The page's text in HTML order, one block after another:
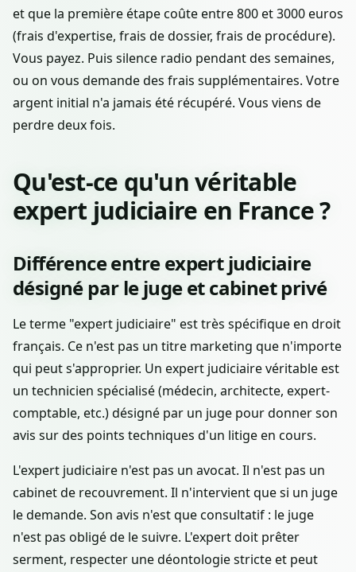
et que la première étape coûte entre 800 et 3000 euros
(frais d'expertise, frais de dossier, frais de procédure).
Vous payez. Puis silence radio pendant des semaines,
ou on vous demande des frais supplémentaires. Votre
argent initial n'a jamais été récupéré. Vous viens de
perdre deux fois.
Qu'est-ce qu'un véritable
expert judiciaire en France ?
Différence entre expert judiciaire
désigné par le juge et cabinet privé
Le terme "expert judiciaire" est très spécifique en droit
français. Ce n'est pas un titre marketing que n'importe
qui peut s'approprier. Un expert judiciaire véritable est
un technicien spécialisé (médecin, architecte, expert-
comptable, etc.) désigné par un juge pour donner son
avis sur des points techniques d'un litige en cours.
L'expert judiciaire n'est pas un avocat. Il n'est pas un
cabinet de recouvrement. Il n'intervient que si un juge
le demande. Son avis n'est que consultatif : le juge
n'est pas obligé de le suivre. L'expert doit prêter
serment, respecter une déontologie stricte et peut